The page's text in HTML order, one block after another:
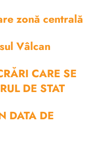
zonă centrală
Vâlcan
CARE SE
DE STAT
DATA DE